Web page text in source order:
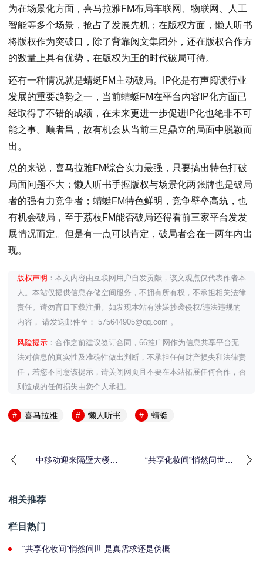
为在场景化方面，喜马拉雅FM布局车联网、物联网、人工
智能等多个场景，抢占了发展先机；在版权方面，懒人听书
将版权作为突破口，除了背靠阅文集团外，还在版权合作方
的数量上具有优势，在版权为王的时代破局可待。
还有一种情况就是蜻蜓FM主动破局。IP化是有声阅读行业
发展的重要趋势之一，当前蜻蜓FM在平台内容IP化方面已
经取得了不错的成绩，在未来更进一步促进IP化也绝非不可
能之事。顺者昌，故有机会从当前三足鼎立的局面中脱颖而
出。
总的来说，喜马拉雅FM综合实力最强，只要搞出特色打破
局面问题不大；懒人听书手握版权与场景化两张牌也是破局
者的强有力竞争者；蜻蜓FM特色鲜明，竞争壁垒高筑，也
有机会破局，至于荔枝FM能否破局还得看前三家平台发发
展情况而定。但是有一点可以肯定，破局者会在一两年内出
现。
版权声明 ：本文内容由互联网用户自发贡献，该文观点仅代表作者本
人。本站仅提供信息存储空间服务，不拥有所有权，不承担相关法律
责任。请勿盲目下载注册。如发现本站有涉嫌抄袭侵权/违法违规的
内容， 请发送邮件至： 575644905@qq.com 。
风险提示 ：合作之前建议签订合同，66推广网作为信息共享平台无
法对信息的真实性及准确性做出判断，不承担任何财产损失和法律责
任，若您不同意该提示，请关闭网页且不要在本站拓展任何合作，否
则造成的任何损失由您个人承担。
喜马拉雅 懒人听书 蜻蜓
中移动迎来隔壁大楼的
“共享化妆间”悄然问世
相关推荐
栏目热门
“共享化妆间”悄然问世 是真需求还是伪概